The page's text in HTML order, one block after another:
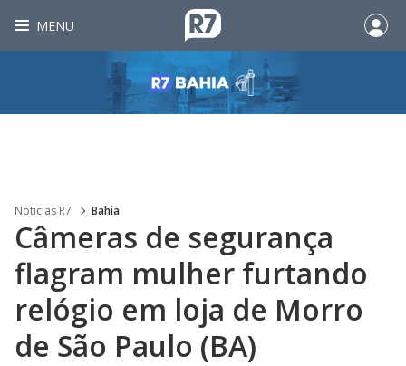
MENU
Noticias R7 Bahia
Câmeras de segurança
flagram mulher furtando
relógio em loja de Morro
de São Paulo (BA)